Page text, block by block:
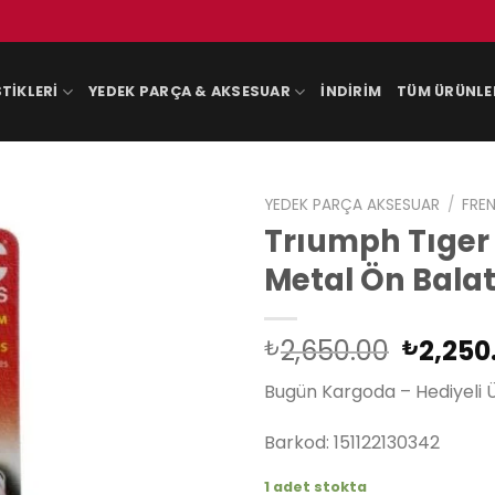
YEDEK PARÇA & AKSESUAR İNDIRIM TÜM
YEDEK PARÇA AKSESUAR /
Trıumph
Metal Ön
₺2,650.00
fiyat:
₺
Bugün Kargoda – Hediyeli
Barkod: 151122130342
1 adet stokta